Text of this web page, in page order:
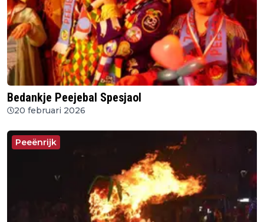
Bedankje Peejebal Spesjaol
20 februari 2026
Peeënrijk